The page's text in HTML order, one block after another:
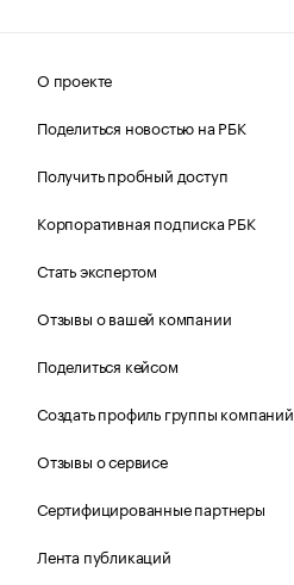
О проекте
Поделиться новостью на РБК
Получить пробный доступ
Корпоративная подписка РБК
Стать экспертом
Отзывы о вашей компании
Поделиться кейсом
Создать профиль группы компаний
Отзывы о сервисе
Сертифицированные партнеры
Лента публикаций